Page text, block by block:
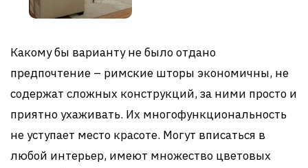
Какому бы варианту не было отдано
предпочтение – римские шторы экономичны, не
содержат сложных конструкций, за ними просто и
приятно ухаживать. Их многофункциональность
не уступает место красоте. Могут вписаться в
любой интерьер, имеют множество цветовых